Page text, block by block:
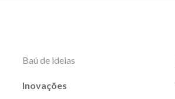
Baú de ideias
Inovações